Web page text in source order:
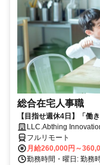
総合在宅人事職
【目指せ週休4日】「働
て活躍する人事ポジショ
LLC.Abthing
フルリモート
月給260,000円～
勤務時間・曜日: 勤務